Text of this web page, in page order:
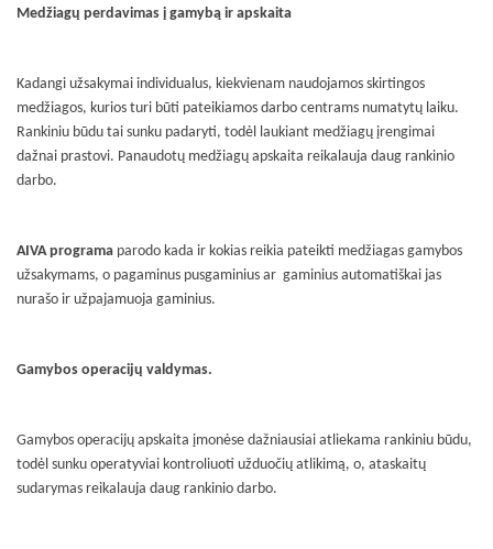
Medžiagų perdavimas į gamybą ir apskaita
Kadangi užsakymai individualus, kiekvienam naudojamos skirtingos
medžiagos, kurios turi būti pateikiamos darbo centrams numatytų laiku.
Rankiniu būdu tai sunku padaryti, todėl laukiant medžiagų įrengimai
dažnai prastovi. Panaudotų medžiagų apskaita reikalauja daug rankinio
darbo.
AIVA programa parodo kada ir kokias reikia pateikti medžiagas gamybos
užsakymams, o pagaminus pusgaminius ar gaminius automatiškai jas
nurašo ir užpajamuoja gaminius.
Gamybos operacijų valdymas.
Gamybos operacijų apskaita įmonėse dažniausiai atliekama rankiniu būdu,
todėl sunku operatyviai kontroliuoti užduočių atlikimą, o, ataskaitų
sudarymas reikalauja daug rankinio darbo.